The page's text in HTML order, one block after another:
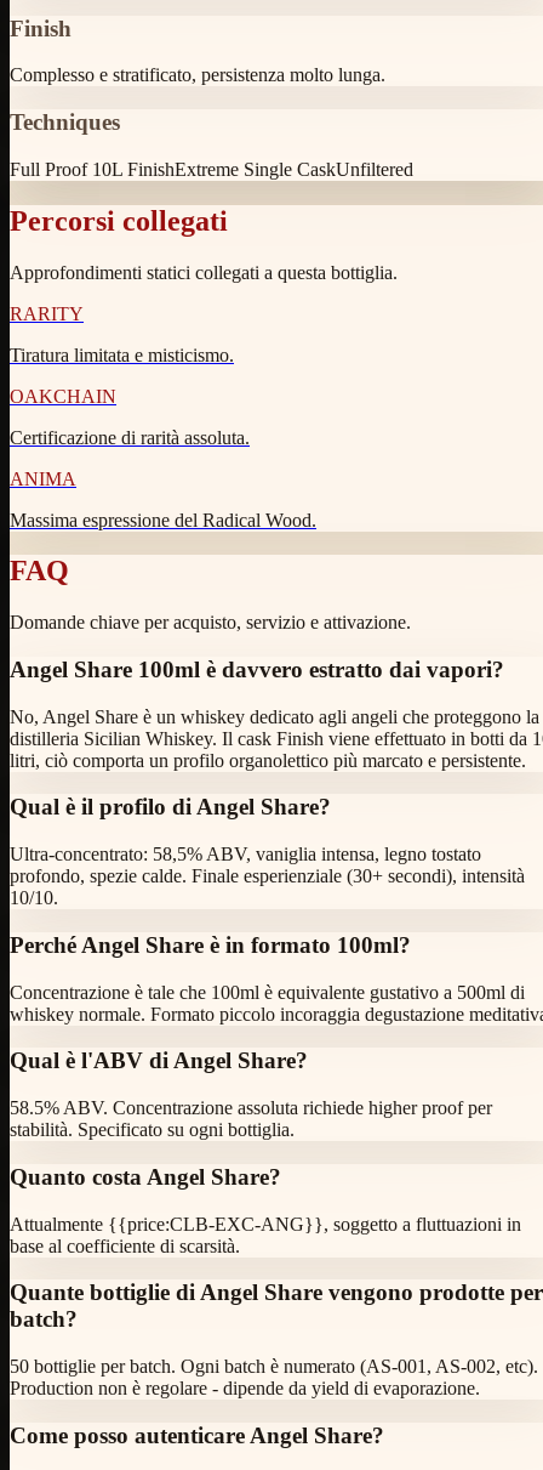
Finish
Complesso e stratificato, persistenza molto lunga.
Techniques
Full Proof 10L FinishExtreme Single CaskUnfiltered
Percorsi collegati
Approfondimenti statici collegati a questa bottiglia.
RARITY
Tiratura limitata e misticismo.
OAKCHAIN
Certificazione di rarità assoluta.
ANIMA
Massima espressione del Radical Wood.
FAQ
Domande chiave per acquisto, servizio e attivazione.
Angel Share 100ml è davvero estratto dai vapori?
No, Angel Share è un whiskey dedicato agli angeli che proteggono la
distilleria Sicilian Whiskey. Il cask Finish viene effettuato in botti da
litri, ciò comporta un profilo organolettico più marcato e persistente.
Qual è il profilo di Angel Share?
Ultra-concentrato: 58,5% ABV, vaniglia intensa, legno tostato
profondo, spezie calde. Finale esperienziale (30+ secondi), intensità
10/10.
Perché Angel Share è in formato 100ml?
Concentrazione è tale che 100ml è equivalente gustativo a 500ml di
whiskey normale. Formato piccolo incoraggia degustazione
Qual è l'ABV di Angel Share?
58.5% ABV. Concentrazione assoluta richiede higher proof per
stabilità. Specificato su ogni bottiglia.
Quanto costa Angel Share?
Attualmente {{price:CLB-EXC-ANG}}, soggetto a fluttuazioni in
base al coefficiente di scarsità.
Quante bottiglie di Angel Share vengono prodotte per
batch?
50 bottiglie per batch. Ogni batch è numerato (AS-001, AS-002, etc).
Production non è regolare - dipende da yield di evaporazione.
Come posso autenticare Angel Share?